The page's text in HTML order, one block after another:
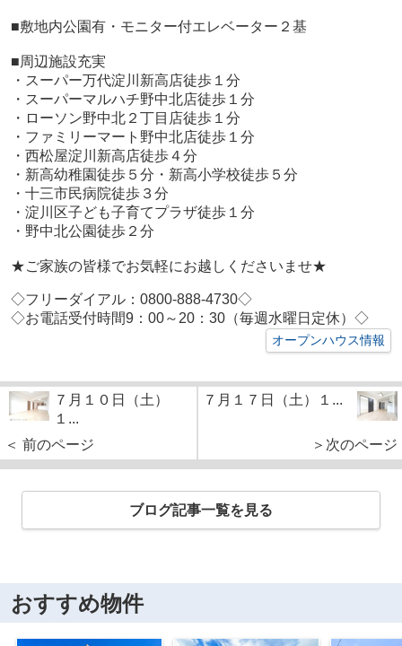
■敷地内公園有・モニター付エレベーター２基
■周辺施設充実
・スーパー万代淀川新高店徒歩１分
・スーパーマルハチ野中北店徒歩１分
・ローソン野中北２丁目店徒歩１分
・ファミリーマート野中北店徒歩１分
・西松屋淀川新高店徒歩４分
・新高幼稚園徒歩５分・新高小学校徒歩５分
・十三市民病院徒歩３分
・淀川区子ども子育てプラザ徒歩１分
・野中北公園徒歩２分
★ご家族の皆様でお気軽にお越しくださいませ★
◇フリーダイアル：0800-888-4730◇
◇お電話受付時間9：00～20：30（毎週水曜日定休）◇
オープンハウス情報
７月１０日（土）
１...
＜ 前のページ
７月１７日（土）１...
＞次のページ
ブログ記事一覧を見る
おすすめ物件